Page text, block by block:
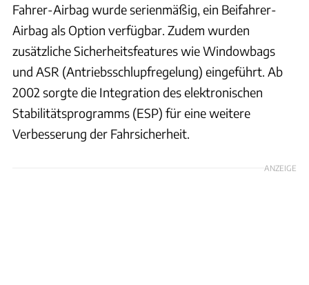
Fahrer-Airbag wurde serienmäßig, ein Beifahrer-
Airbag als Option verfügbar. Zudem wurden
zusätzliche Sicherheitsfeatures wie Windowbags
und ASR (Antriebsschlupfregelung) eingeführt. Ab
2002 sorgte die Integration des elektronischen
Stabilitätsprogramms (ESP) für eine weitere
Verbesserung der Fahrsicherheit.
ANZEIGE